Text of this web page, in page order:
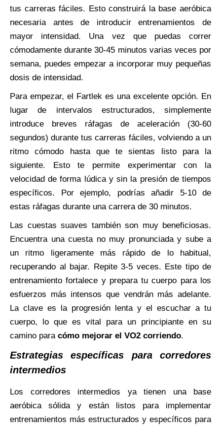
tus carreras fáciles. Esto construirá la base aeróbica
necesaria antes de introducir entrenamientos de
mayor intensidad. Una vez que puedas correr
cómodamente durante 30-45 minutos varias veces por
semana, puedes empezar a incorporar muy pequeñas
dosis de intensidad.
Para empezar, el Fartlek es una excelente opción. En
lugar de intervalos estructurados, simplemente
introduce breves ráfagas de aceleración (30-60
segundos) durante tus carreras fáciles, volviendo a un
ritmo cómodo hasta que te sientas listo para la
siguiente. Esto te permite experimentar con la
velocidad de forma lúdica y sin la presión de tiempos
específicos. Por ejemplo, podrías añadir 5-10 de
estas ráfagas durante una carrera de 30 minutos.
Las cuestas suaves también son muy beneficiosas.
Encuentra una cuesta no muy pronunciada y sube a
un ritmo ligeramente más rápido de lo habitual,
recuperando al bajar. Repite 3-5 veces. Este tipo de
entrenamiento fortalece y prepara tu cuerpo para los
esfuerzos más intensos que vendrán más adelante.
La clave es la progresión lenta y el escuchar a tu
cuerpo, lo que es vital para un principiante en su
camino para cómo mejorar el VO2 corriendo.
Estrategias específicas para corredores
intermedios
Los corredores intermedios ya tienen una base
aeróbica sólida y están listos para implementar
entrenamientos más estructurados y específicos para